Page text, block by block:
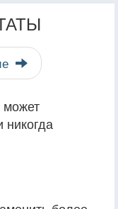
может
никогда